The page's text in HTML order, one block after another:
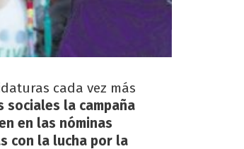
cada vez más
sociales la campaña
en las nóminas
con la lucha por la